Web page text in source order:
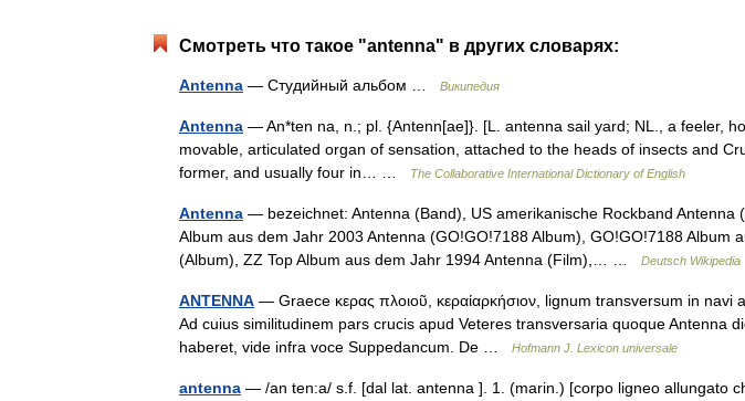
Смотреть что такое "antenna" в других словарях:
Antenna — Студийный альбом … Википедия
Antenna — An*ten na, n.; pl. {Antenn[ae]}. [L. antenna sail yard; NL., a feeler,
movable, articulated organ of sensation, attached to the heads of insects and
former, and usually four in… …
The Collaborative International Dictionary of English
Antenna — bezeichnet: Antenna (Band), US amerikanische Rockband Antenna
Album aus dem Jahr 2003 Antenna (GO!GO!7188 Album), GO!GO!7188 Album
(Album), ZZ Top Album aus dem Jahr 1994 Antenna (Film),… …
Deutsch Wikipedia
ANTENNA — Graece κερας πλοιοῦ, κεραίαρκήσιον, lignum transversum in navi
Ad cuius similitudinem pars crucis apud Veteres transversaria quoque Antenna
haberet, vide infra voce Suppedancum. De …
Hofmann J. Lexicon universale
antenna — /an ten:a/ s.f. [dal lat. antenna ]. 1. (marin.) [corpo ligneo allungato